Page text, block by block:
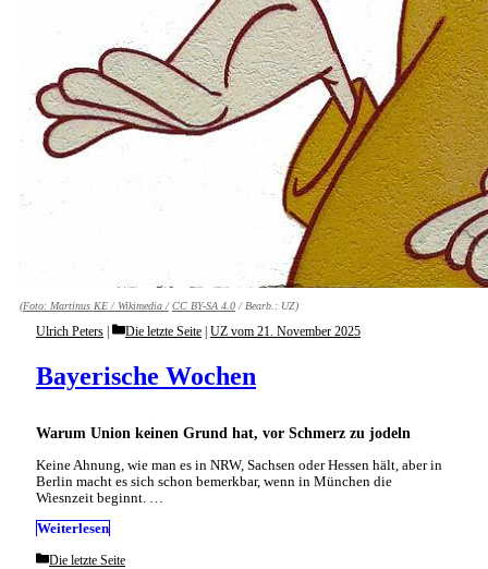
(Foto: Martinus KE / Wikimedia / CC BY-SA 4.0/ Bearb.: UZ)
Warum Union keinen Grund hat, vor Schmerz zu jodeln
Bayerische Wochen
Ulrich Peters Categories
Die letzte Seite UZ vom 21. November 2025
Keine Ahnung, wie man es in NRW, Sachsen oder Hessen hält, aber in
Berlin macht es sich schon bemerkbar, wenn in München die
Wiesnzeit beginnt. …
Weiterlesen
Categories
Die letzte Seite